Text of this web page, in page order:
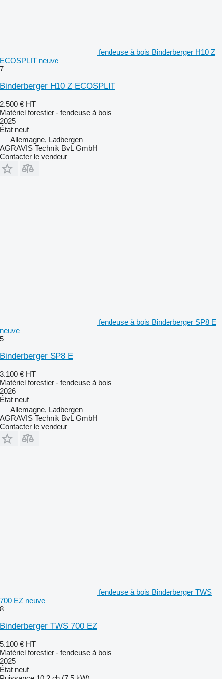
fendeuse à bois Binderberger H10 Z
ECOSPLIT neuve
7
Binderberger H10 Z ECOSPLIT
2.500 € HT
Matériel forestier - fendeuse à bois
2025
État neuf
Allemagne, Ladbergen
AGRAVIS Technik BvL GmbH
Contacter le vendeur
fendeuse à bois Binderberger SP8 E
neuve
5
Binderberger SP8 E
3.100 € HT
Matériel forestier - fendeuse à bois
2026
État neuf
Allemagne, Ladbergen
AGRAVIS Technik BvL GmbH
Contacter le vendeur
fendeuse à bois Binderberger TWS
700 EZ neuve
8
Binderberger TWS 700 EZ
5.100 € HT
Matériel forestier - fendeuse à bois
2025
État neuf